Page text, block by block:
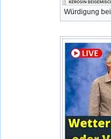
Würdigung bei